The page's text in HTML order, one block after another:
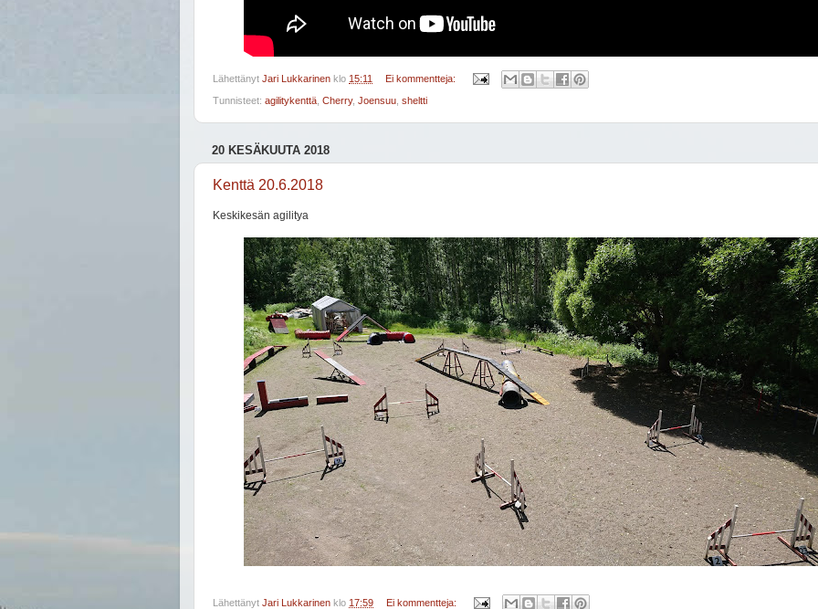
Lähettänyt Jari Lukkarinen klo 15:11 Ei kommentteja:
Tunnisteet: agilitykenttä Cherry, Joensuu sheltti
20 KESÄKUUTA 2018
Kenttä 20.6.2018
Keskikesän agilitya
Lähettänyt Jari Lukkarinen klo 17:59 Ei kommentteja: